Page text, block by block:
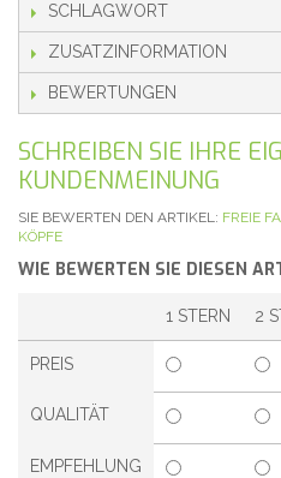
SCHLAGWORT
ZUSATZINFORMATION
BEWERTUNGEN
SCHREIBEN SIE IHRE
KUNDENMEINUNG
SIE BEWERTEN DEN ARTIKEL: FREIE
KÖPFE
WIE BEWERTEN SIE DIESEN
1 STERN 2
PREIS
QUALITÄT
EMPFEHLUNG